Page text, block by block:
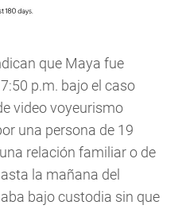
que Maya fue
p.m. bajo el caso
video voyeurismo
una persona de 19
relación familiar o de
la mañana del
bajo custodia sin que